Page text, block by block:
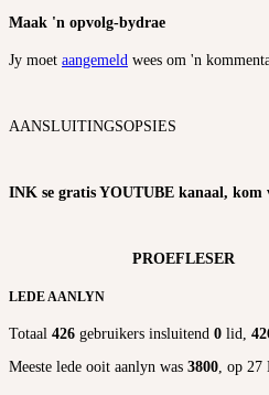
Maak 'n opvolg-bydrae
Jy moet aangemeld wees om 'n
AANSLUITINGSOPSIES
INK se gratis YOUTUBE kanaal, kom
PROEFLESER
LEDE AANLYN
Totaal 426 gebruikers insluitend 0 lid,
Meeste lede ooit aanlyn was 3800, op 27